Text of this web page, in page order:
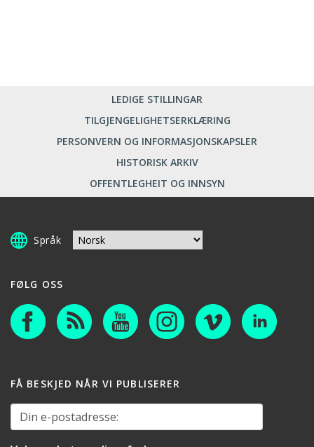
LEDIGE STILLINGAR
TILGJENGELIGHETSERKLÆRING
PERSONVERN OG INFORMASJONSKAPSLER
HISTORISK ARKIV
OFFENTLEGHEIT OG INNSYN
Språk
FØLG OSS
FÅ BESKJED NÅR VI PUBLISERER
Din e-postadresse: